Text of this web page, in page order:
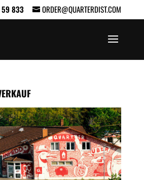
833 ORDER@QUARTERDIST.COM